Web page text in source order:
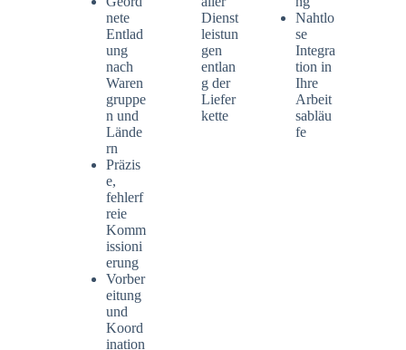
nete
Entlad
ung
nach
Waren
gruppe
n und
Lände
rn
Präzis
e,
fehlerf
reie
Komm
issioni
erung
Vorber
eitung
und
Koord
ination
Dienst
leistun
gen
entlan
g der
Liefer
kette
Nahtlo
se
Integra
tion in
Ihre
Arbeit
sabläu
fe